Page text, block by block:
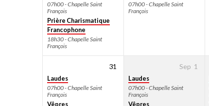
07h00 - Chapelle Saint
François
Prière Charismatique
Francophone
18h30 - Chapelle Saint
François
07h00 - Chapelle Saint
François
31
Laudes
07h00 - Chapelle Saint
François
Vêpres
Sep 1
Laudes
07h00 - Chapelle Saint
François
Vêpres